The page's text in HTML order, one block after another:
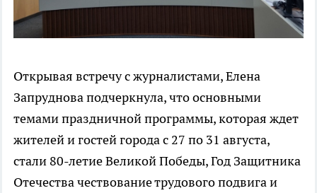
Открывая встречу с журналистами, Елена
Запруднова подчеркнула, что основными
темами праздничной программы, которая ждет
жителей и гостей города с 27 по 31 августа,
стали 80-летие Великой Победы, Год Защитника
Отечества чествование трудового подвига и